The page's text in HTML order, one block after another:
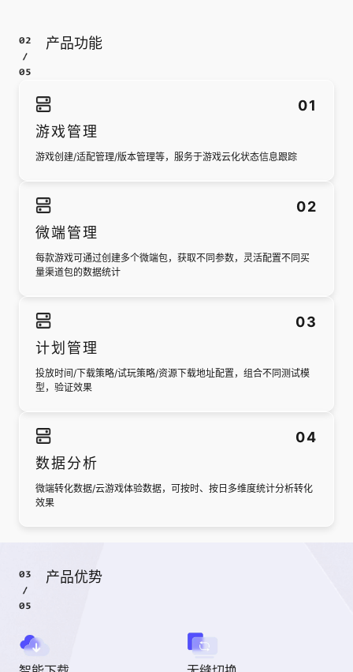
产品功能
01
游戏管理
游戏创建/适配管理/版本管理等，服务于游戏云化状态信息跟踪
02
微端管理
每款游戏可通过创建多个微端包，获取不同参数，灵活配置不同买
量渠道包的数据统计
03
计划管理
投放时间/下载策略/试玩策略/资源下载地址配置，组合不同测试模
型，验证效果
04
数据分析
微端转化数据/云游戏体验数据，可按时、按日多维度统计分析转化
效果
产品优势